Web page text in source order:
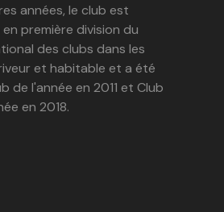
années, le club est
première division du
des clubs dans les
et habitable et a été
de l'année en 2011 et Club
en 2018.